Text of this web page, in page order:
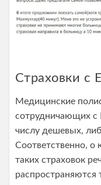
Страховки с
Медицинские
сотрудничающих с
числу дешевых,
Соответственно, о
таких страховок
распространяются